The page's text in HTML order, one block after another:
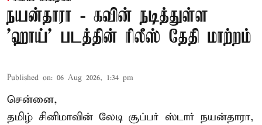
நயன்தாரா - கவின் நடித்துள்ள
'ஹாய்' படத்தின் ரிலீஸ் தேதி மாற்றம்
Published on: 06 Aug 2026, 1:34 pm
சென்னை,
தமிழ் சினிமாவின் லேடி சூப்பர் ஸ்டார் நயன்தாரா,